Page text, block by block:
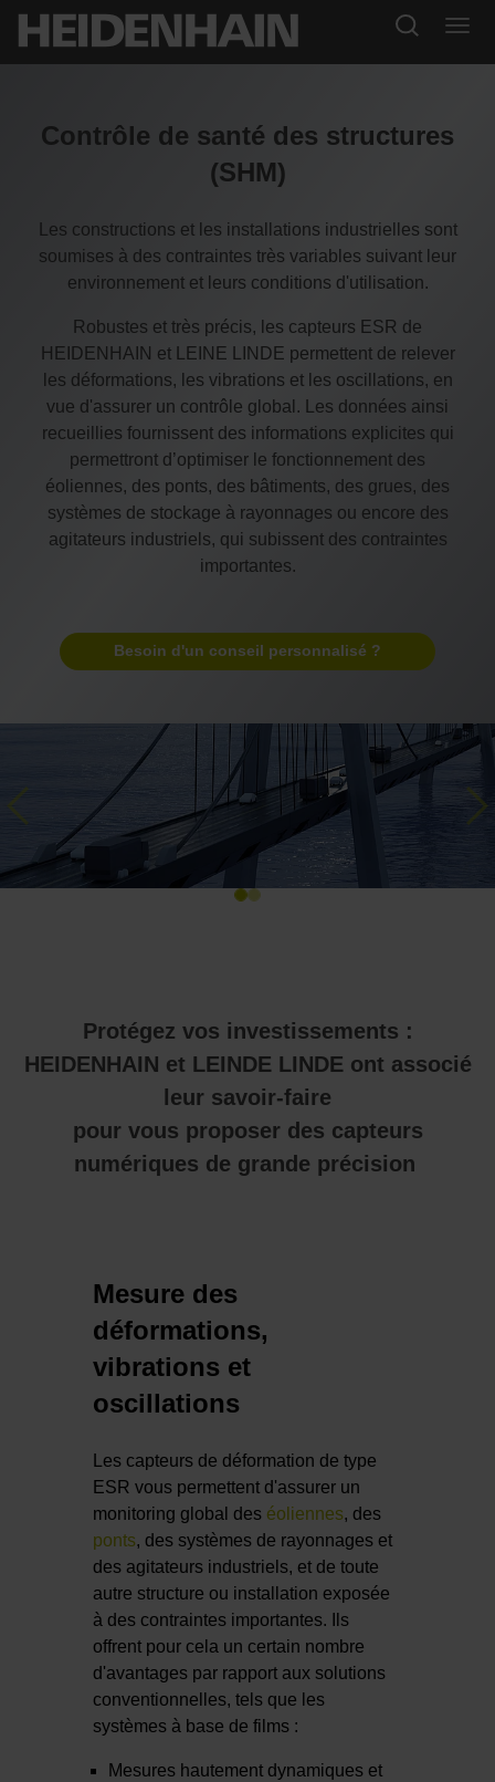
Contrôle de santé des structures
(SHM)
Les constructions et les installations industrielles sont
soumises à des contraintes très variables suivant leur
environnement et leurs conditions d'utilisation.
Robustes et très précis, les capteurs ESR de
HEIDENHAIN et LEINE LINDE permettent de relever
les déformations, les vibrations et les oscillations, en
vue d'assurer un contrôle global. Les données ainsi
recueillies fournissent des informations explicites qui
permettront d’optimiser le fonctionnement des
éoliennes, des ponts, des bâtiments, des grues, des
systèmes de stockage à rayonnages ou encore des
agitateurs industriels, qui subissent des contraintes
importantes.
Besoin d'un conseil personnalisé ?
Previous
Protégez vos investissements :
HEIDENHAIN et LEINDE LINDE ont associé
leur savoir-faire
pour vous proposer des capteurs
numériques de grande précision
Mesure des
déformations,
vibrations et
oscillations
Les capteurs de déformation de type
ESR vous permettent d'assurer un
monitoring global des éoliennes, des
ponts, des systèmes de rayonnages et
des agitateurs industriels, et de toute
autre structure ou installation exposée
à des contraintes importantes. Ils
offrent pour cela un certain nombre
d'avantages par rapport aux solutions
conventionnelles, tels que les
systèmes à base de films :
Mesures hautement dynamiques et